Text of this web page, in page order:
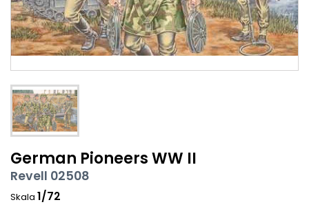
German Pioneers WW II
Revell 02508
Skala 1/72